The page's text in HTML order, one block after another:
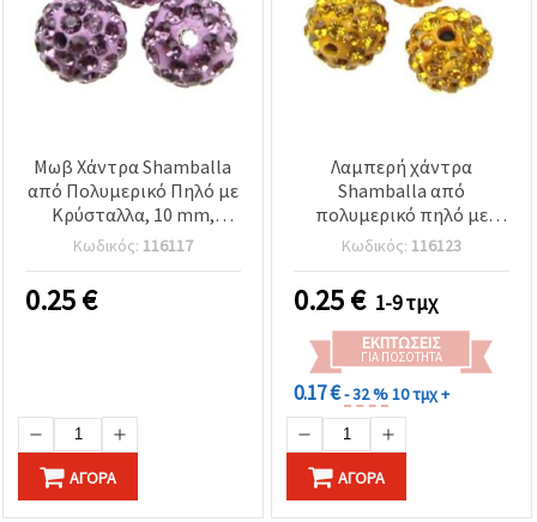
Μωβ Χάντρα Shamballa
από Πολυμερικό Πηλό με
Κρύσταλλα, 10 mm,
Τρύπα 1,5 mm, για
Κοσμήματα,
Χειροτεχνίες &
Διακόσμηση
Κωδικός: 116117
0.25€
ΑΓΟΡΆ
Λαμπερή χάντρα
Shamballa από
πολυμερικό πηλό με
κρύσταλλα, ώχρα, 10 mm,
οπή 1,5 mm –
διακοσμητική χάντρα για
DIY κατασκευή
κοσμημάτων
Κωδικός: 116123
0.25€ 1-9 τμχ
ΕΚΠΤΏΣΕΙΣ
ΓΙΑ ΠΟΣΌΤΗΤΑ
0.17 €- 32 %10 τμχ +
ΑΓΟΡΆ